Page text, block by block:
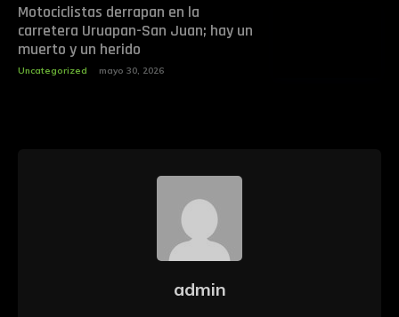
Motociclistas derrapan en la
carretera Uruapan-San Juan; hay un
muerto y un herido
Uncategorized mayo 30, 2026
admin